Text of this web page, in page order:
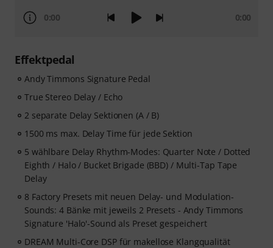
0:00 0:00
Effektpedal
Andy Timmons Signature Pedal
True Stereo Delay / Echo
2 separate Delay Sektionen (A / B)
1500 ms max. Delay Time für jede Sektion
5 wählbare Delay Rhythm-Modes: Quarter Note / Dotted
Eighth / Halo / Bucket Brigade (BBD) / Multi-Tap Tape
Delay
8 Factory Presets mit neuen Delay- und Modulation-
Sounds: 4 Bänke mit jeweils 2 Presets - Andy Timmons
Signature 'Halo'-Sound als Preset gespeichert
DREAM Multi-Core DSP für makellose Klangqualität